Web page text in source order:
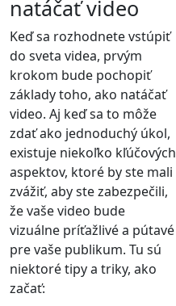
natáčať video
Keď sa rozhodnete vstúpiť
do sveta videa, prvým
krokom bude pochopiť
základy toho, ako natáčať
video. Aj keď sa to môže
zdať ako jednoduchý úkol,
existuje niekoľko kľúčových
aspektov, ktoré by ste mali
zvážiť, aby ste zabezpečili,
že vaše video bude
vizuálne príťažlivé a pútavé
pre vaše publikum. Tu sú
niektoré tipy a triky, ako
začať: